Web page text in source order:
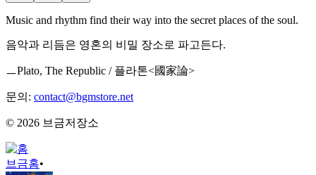
Music and rhythm find their way into the secret places of the soul.
음악과 리듬은 영혼의 비밀 장소로 파고든다.
ㅡPlato, The Republic / 플라톤<國家論>
문의: contact@bgmstore.net
© 2026 브금저장소
브금홈•